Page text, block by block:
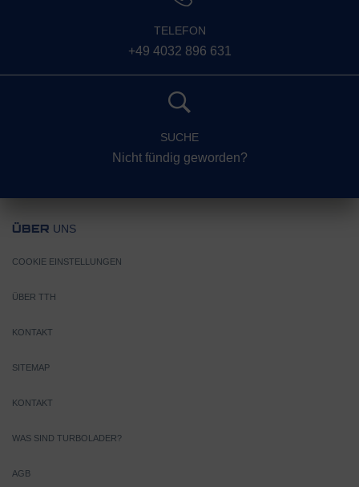
TELEFON
+49 4032 896 631
SUCHE
Nicht fündig geworden?
ÜBER UNS
COOKIE EINSTELLUNGEN
ÜBER TTH
KONTAKT
SITEMAP
KONTAKT
WAS SIND TURBOLADER?
AGB